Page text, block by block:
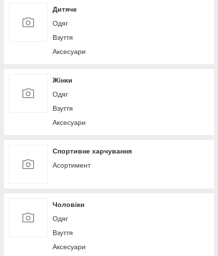
Дитяче
Одяг
Взуття
Аксесуари
Жінки
Одяг
Взуття
Аксесуари
Спортивне харчування
Асортимент
Чоловіки
Одяг
Взуття
Аксесуари